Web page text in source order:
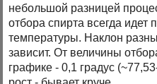
небольшой разницей
отбора спирта всегда
температуры. Наклон
зависит. От величины
графике - 0,1 градус